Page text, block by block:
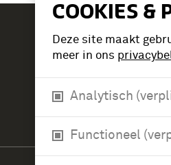
COOKIES &
Deze site maakt
meer in ons
Analytisch
Functioneel
Tickets
Verlengde